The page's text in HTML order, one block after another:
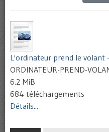
L'ordinateur prend le volant
ORDINATEUR-PREND-
6.2 MiB
684 téléchargements
Détails...